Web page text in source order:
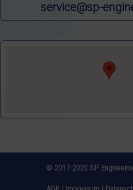
service@sp-
© 2017-2020 SP